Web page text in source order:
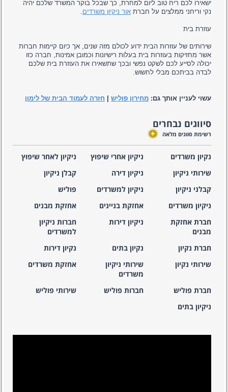
ישאירו לכם ריח טוב ליום למחרת, כך שבכל בוקר המשרד שלכם יהיה
נקי וריחני ממלצים על חברתאור ניקיון משרדים
עוזרת בית
שירותים של עוזרות הבית ידוע לכולם מזה שנים, אך כיום קיימות חברות
אשר מחזיקות בעוזרות בית בעלות רישיונות וכמובן אמינות, חברה כזו
יכולה לסייע לכם לשקט נפשי ובכך שתשאירו את העוזרת בית שלכם
לבדה בביתכם מבלי לחשוש.
עשוי לעניין אותך גם:מחירון פוליש חזרה לעמוד הבית של לימון
סיווגים נבחרים
רשימת סווגים מלאה +
נקיון משרדים ניקיון אחרי שיפוץ
ניקיון לאחר שיפוץ
שירותי ניקיון
ניקיון דירה
קבלן ניקיון
קבלני ניקיון
ניקיון למשרדים
פוליש
ניקיון משרדים
אחזקת בניינים
אחזקת מבנים
חברת אחזקת
מבנים
ניקיון דירות
חברות ניקיון
למשרדים
חברת נקיון
נקיון בתים
נקיון דירות
שירותי נקיון
שירותי ניקיון
משרדים
אחזקת משרדים
חברת פוליש חברות פוליש
שירותי פוליש
ניקיון בתים